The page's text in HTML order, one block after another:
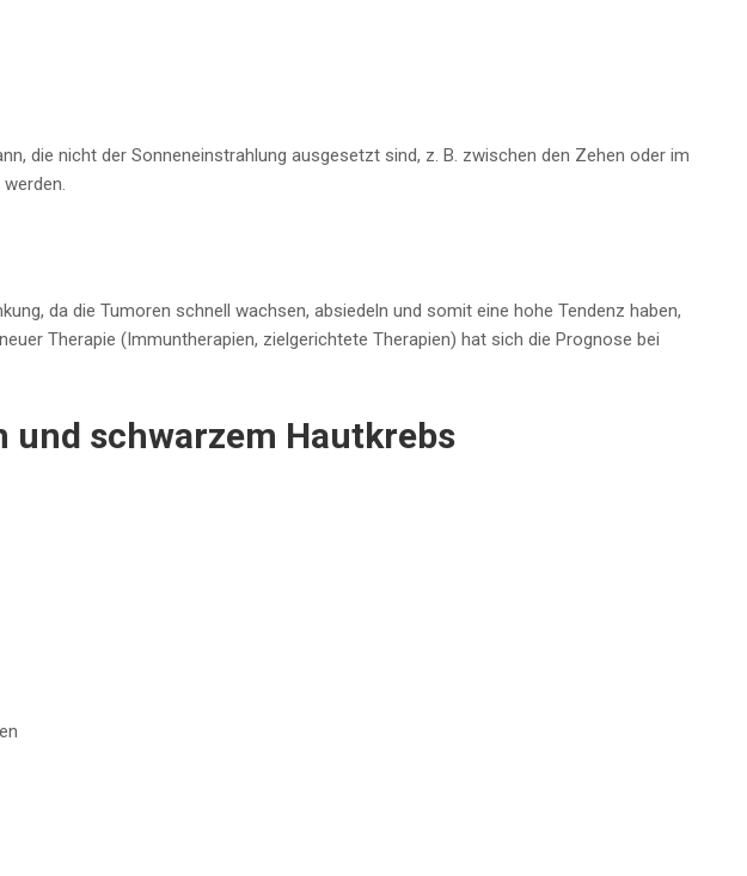
die nicht der Sonneneinstrahlung ausgesetzt sind, z. B. zwischen den Zehen oder im
da die Tumoren schnell wachsen, absiedeln und somit eine hohe Tendenz haben,
Therapie (Immuntherapien, zielgerichtete Therapien) hat sich die Prognose bei
und schwarzem Hautkrebs